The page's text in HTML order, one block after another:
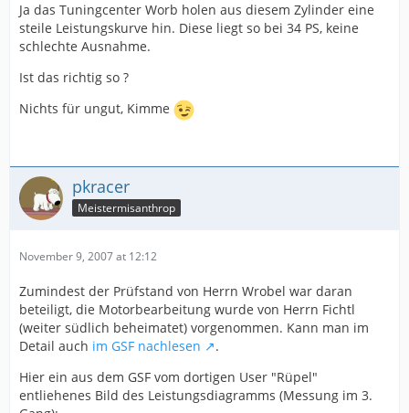
Ja das Tuningcenter Worb holen aus diesem Zylinder eine
steile Leistungskurve hin. Diese liegt so bei 34 PS, keine
schlechte Ausnahme.
Ist das richtig so ?
Nichts für ungut, Kimme
pkracer
Meistermisanthrop
November 9, 2007 at 12:12
Zumindest der Prüfstand von Herrn Wrobel war daran
beteiligt, die Motorbearbeitung wurde von Herrn Fichtl
(weiter südlich beheimatet) vorgenommen. Kann man im
Detail auch im GSF nachlesen
.
Hier ein aus dem GSF vom dortigen User "Rüpel"
entliehenes Bild des Leistungsdiagramms (Messung im 3.